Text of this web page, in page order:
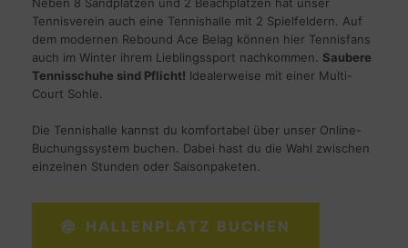
Tennisverein auch eine Tennishalle mit 2 Spielfeldern. Auf
dem modernen Rebound Ace Belag können hier Tennisfans
auch im Winter ihrem Lieblingssport nachkommen. Saubere
Tennisschuhe sind Pflicht! Idealerweise mit einer Multi-
Court Sohle.
Die Tennishalle kannst du komfortabel über unser Online-
Buchungssystem buchen. Dabei hast du die Wahl zwischen
einzelnen Stunden oder Saisonpaketen.
HALLENPLATZ BUCHEN